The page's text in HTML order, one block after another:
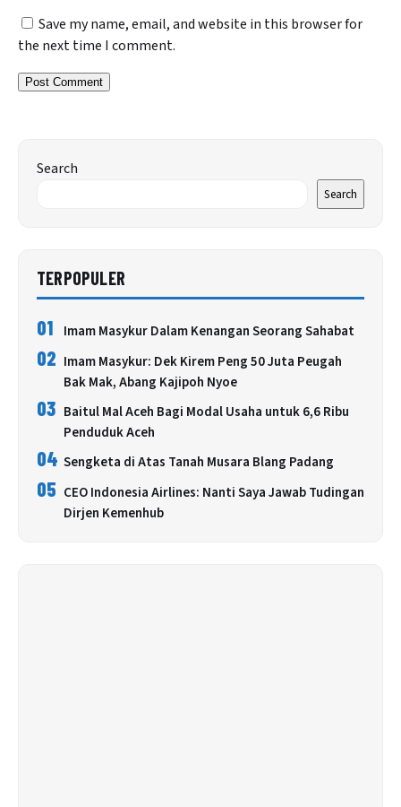
Save my name, email, and website in this browser for
the next time I comment.
Search
Search
TERPOPULER
01 Imam Masykur Dalam Kenangan Seorang Sahabat
02 Imam Masykur: Dek Kirem Peng 50 Juta Peugah
Bak Mak, Abang Kajipoh Nyoe
03 Baitul Mal Aceh Bagi Modal Usaha untuk 6,6 Ribu
Penduduk Aceh
04 Sengketa di Atas Tanah Musara Blang Padang
05 CEO Indonesia Airlines: Nanti Saya Jawab Tudingan
Dirjen Kemenhub